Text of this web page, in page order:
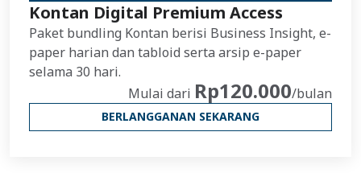
Kontan Digital Premium Access
Paket bundling Kontan berisi Business Insight, e-
paper harian dan tabloid serta arsip e-paper
selama 30 hari.
Mulai dari Rp120.000/bulan
BERLANGGANAN SEKARANG